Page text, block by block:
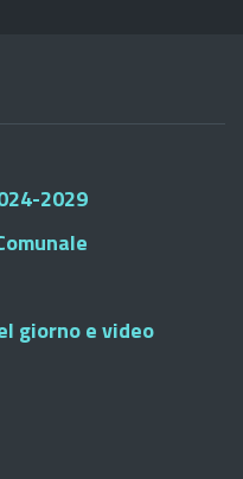
2029
giorno e video